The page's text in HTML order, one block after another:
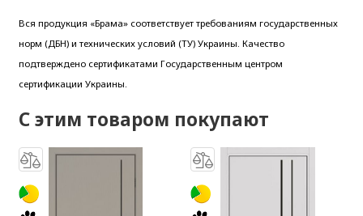
Вся продукция «Брама» соответствует требованиям государственных
норм (ДБН) и технических условий (ТУ) Украины. Качество
подтверждено сертификатами Государственным центром
сертификации Украины.
С этим товаром покупают